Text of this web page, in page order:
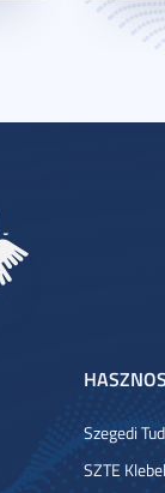
Szegedi
SZTE